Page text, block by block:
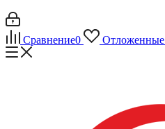
Сравнение0 Отложенные